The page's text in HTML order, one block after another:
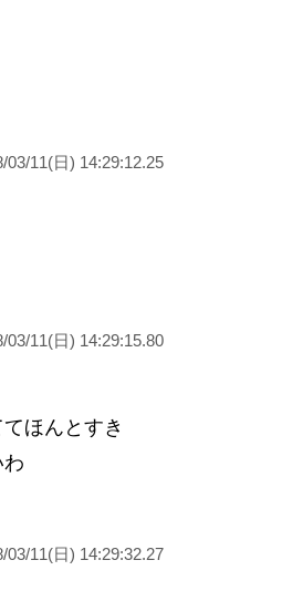
03/11(日) 14:29:12.25
03/11(日) 14:29:15.80
ほんとすき
03/11(日) 14:29:32.27